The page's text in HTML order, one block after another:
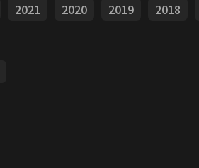
2021 2020 2019 2018